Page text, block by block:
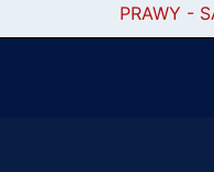
PRAWY -